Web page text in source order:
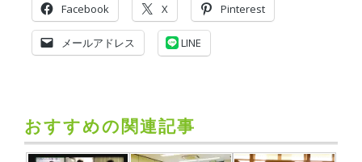
Facebook X Pinterest
メールアドレス LINE
おすすめの関連記事